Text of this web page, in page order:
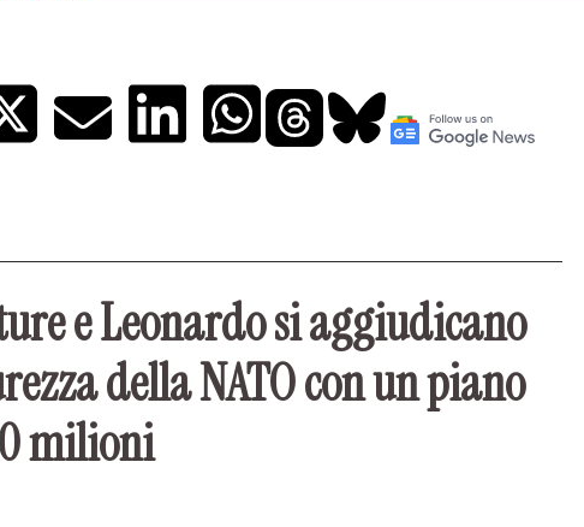
e Leonardo si aggiudicano
della NATO con un piano
milioni